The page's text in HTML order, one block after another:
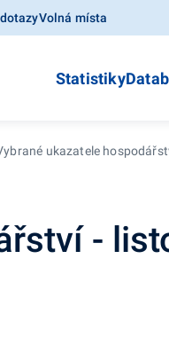
Volná místa
Statistiky
ukazatele
-